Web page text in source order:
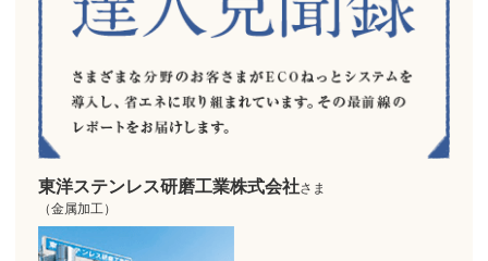
東洋ステンレス研磨工業株式会社さま
（金属加工）